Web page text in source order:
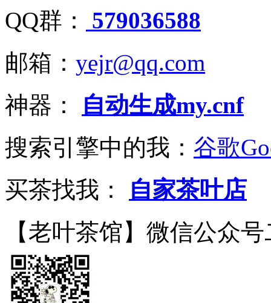
QQ群：
579036588
邮箱： yejr@qq.com
神器：
自动生成my.cnf
搜索引擎中的我： 谷歌
买茶找我：
自家茶叶店
【老叶茶馆】微信公众